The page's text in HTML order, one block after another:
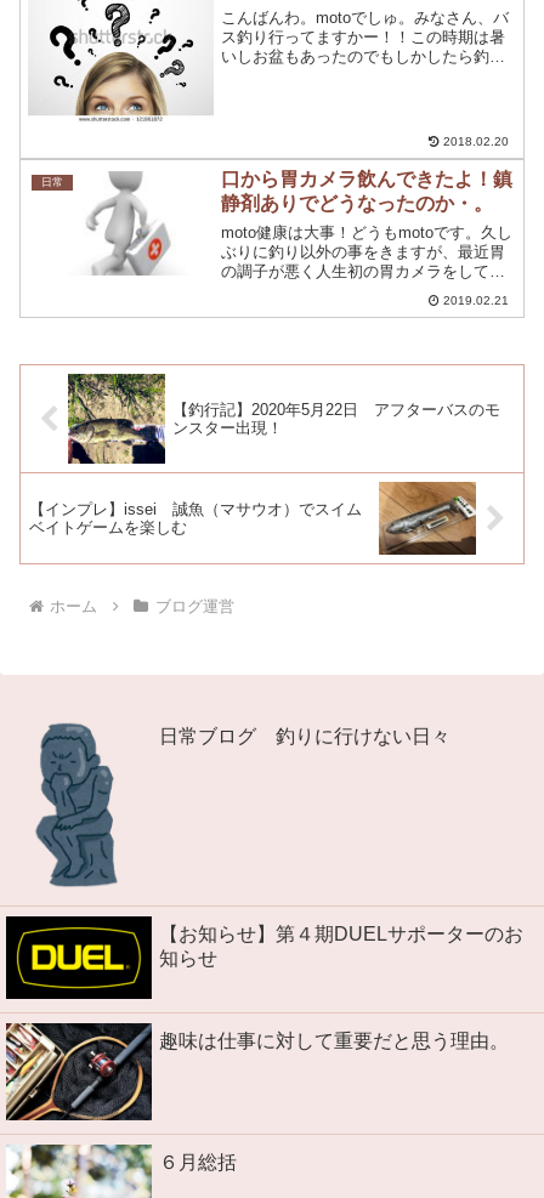
こんばんわ。motoでしゅ。みなさん、バ
ス釣り行ってますかー！！この時期は暑
いしお盆もあったのでもしかしたら釣り
2018.02.20
日常
口から胃カメラ飲んできたよ！鎮
静剤ありでどうなったのか・。
moto健康は大事！どうもmotoです。久し
ぶりに釣り以外の事をきますが、最近胃
の調子が悪く人生初の胃カメラをしてき
ました。まさか、自分が胃カメラを飲む
事になるなんて思ってもいませんでし
2019.02.21
【釣行記】2020年5月22日 アフターバスのモ
ンスター出現！
【インプレ】issei 誠魚（マサウオ）でスイム
ベイトゲームを楽しむ
ホーム ブログ運営
日常ブログ 釣りに行けない日々
【お知らせ】第４期DUELサポーターのお
知らせ
趣味は仕事に対して重要だと思う理由。
６月総括